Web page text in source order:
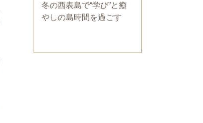
冬の西表島で“学び”と癒
やしの島時間を過ごす